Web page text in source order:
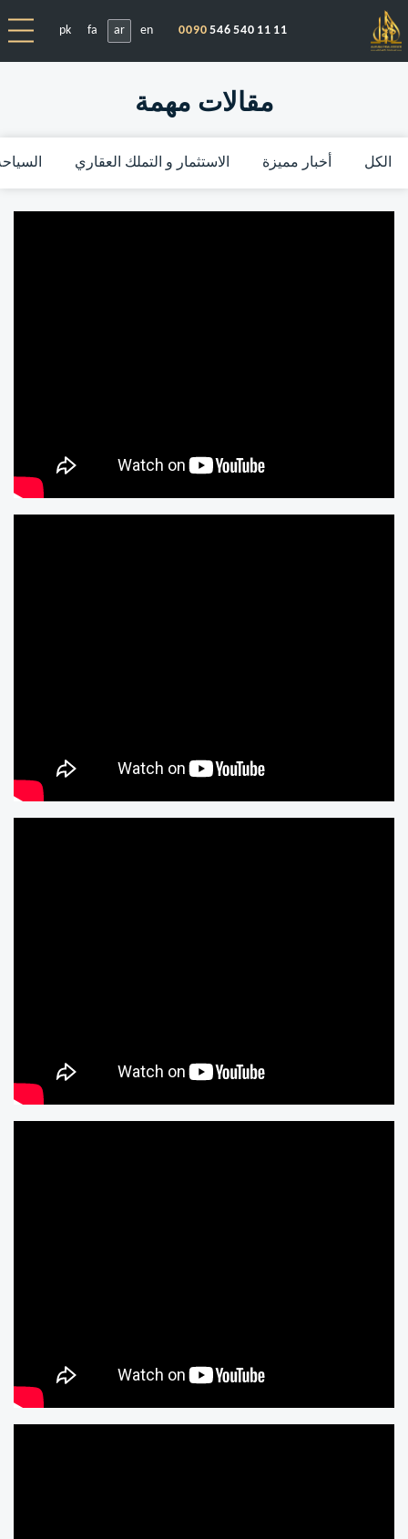
0090 546 540 11 11
en
ar
fa
pk
مقالات مهمة
الكل أخبار مميزة الاستثمار و التملك العقاري